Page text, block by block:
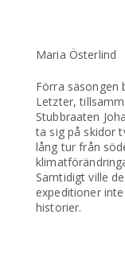
Maria Österlind
Förra säsongen
Letzter,
Stubbraaten
ta sig på skidor
lång tur från
Samtidigt ville
expeditioner
historier.